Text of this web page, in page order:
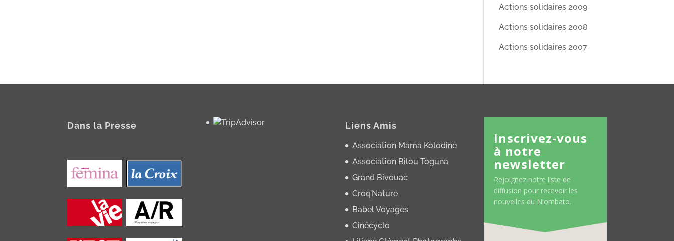
Actions solidaires 2009
Actions solidaires 2008
Actions solidaires 2007
Dans la Presse Liens Amis
Association Mama Kolodine
Association Bilou Toguna
Grand Bivouac
Croq’Nature
Babel Voyages
Cinécyclo
Inscrivez-vous
à notre
newsletter
Rejoignez notre liste de
diffusion pour recevoir les
nouvelles du Niombato.